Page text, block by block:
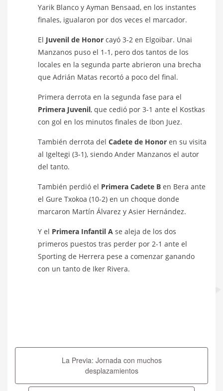
Yarik Blanco y Ayman Bensaad, en los instantes
finales, igualaron por dos veces el marcador.
El Juvenil de Honor cayó 3-2 en Elgoibar. Unai
Manzanos puso el 1-1, pero dos tantos de los
locales en la segunda parte abrieron una brecha
que Adrián Matas recortó a poco del final.
Primera derrota en la segunda fase para el
Primera Juvenil, que cedió por 3-1 ante el Kostkas
con gol en los minutos finales de Ibon Juez.
También derrota del Cadete de Honor en su visita
al Igeltegi (3-1), siendo Ander Manzanos el autor
del tanto.
También perdió el Primera Cadete B en Bera ante
el Gure Txokoa (10-2) en un choque donde
marcaron Martín Álvarez y Asier Hernández.
Y el Primera Infantil A se aleja de los dos
primeros puestos tras perder por 2-1 ante el
Sporting de Herrera pese a comenzar ganando
con un tanto de Iker Rivera.
de
La Previa: Jornada con muchos
desplazamientos